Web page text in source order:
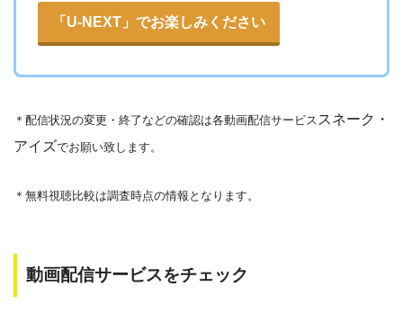
こうした動画共有サイトでの動画の視聴は控える事をおすす
めします。
照）
著作物の取り扱いについては注意喚起が「
す。
各動画共有サイトを実際に確認する
▶︎Openload(アクセスブロック中）
▶︎9tsu
▶︎Pandora.TV
▶︎Dailymotion
「U-NEXT」でお楽しみください
＊ 配信状況の変更・終了などの確認は各動画配信サービス スネーク・
アイズでお願い致します。
＊無料視聴比較は調査時点の情報となります。
動画配信サービスをチェック